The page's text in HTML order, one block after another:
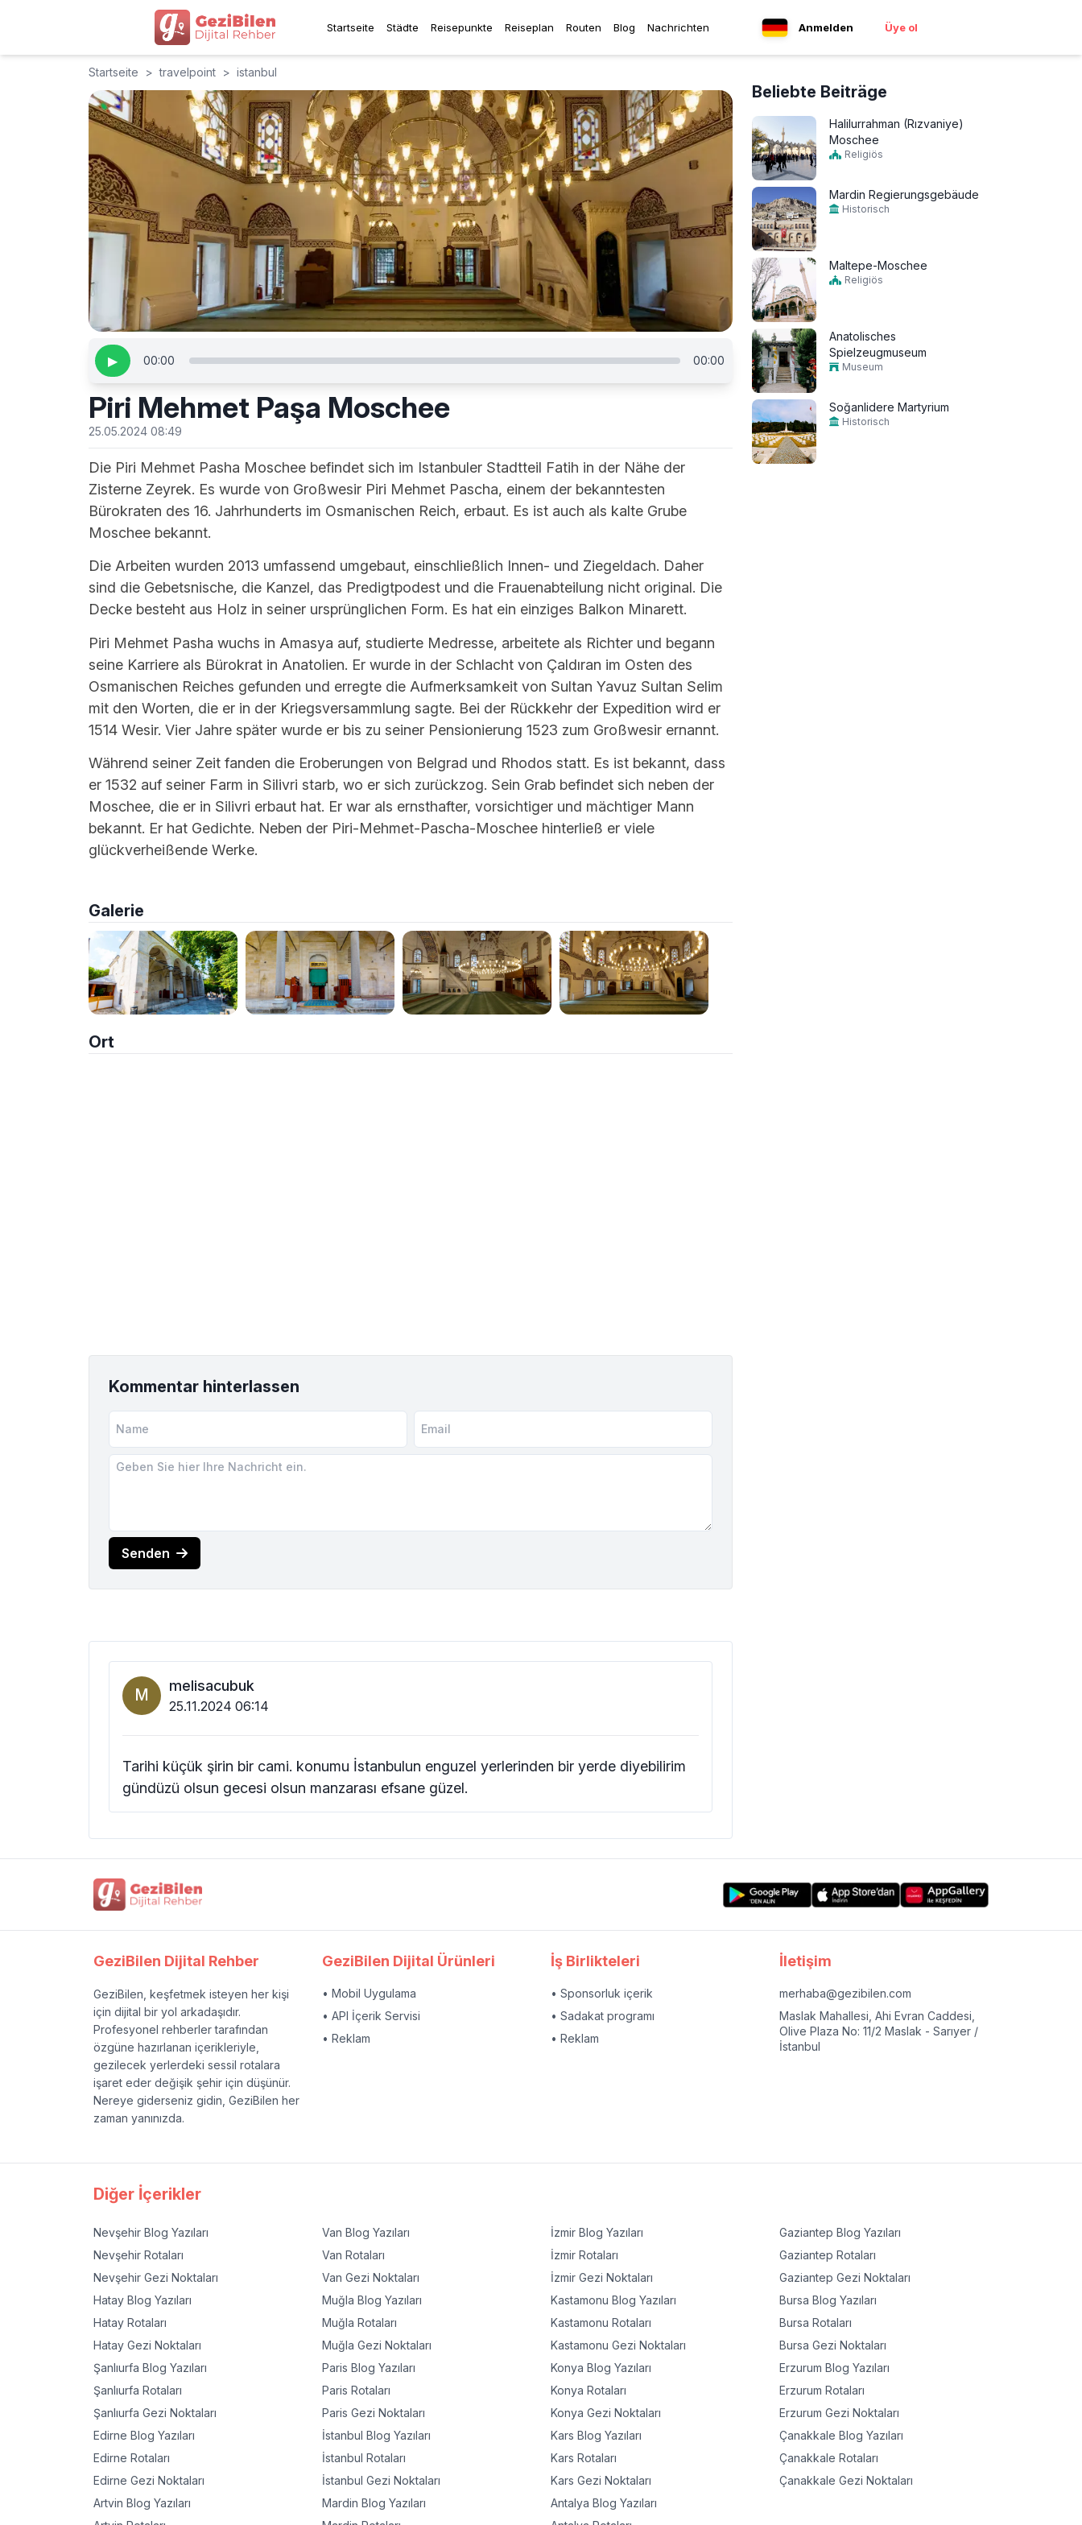
Startseite Städte Reisepunkte Reiseplan Routen Blog Nachrichten Anmelden Üye ol
Startseite > travelpoint > istanbul
▶ 00:00 00:00
Piri Mehmet Paşa Moschee
25.05.2024 08:49
Die Piri Mehmet Pasha Moschee befindet sich im Istanbuler Stadtteil Fatih in der Nähe der
Zisterne Zeyrek. Es wurde von Großwesir Piri Mehmet Pascha, einem der bekanntesten
Bürokraten des 16. Jahrhunderts im Osmanischen Reich, erbaut. Es ist auch als kalte Grube
Moschee bekannt.
Die Arbeiten wurden 2013 umfassend umgebaut, einschließlich Innen- und Ziegeldach. Daher
sind die Gebetsnische, die Kanzel, das Predigtpodest und die Frauenabteilung nicht original. Die
Decke besteht aus Holz in seiner ursprünglichen Form. Es hat ein einziges Balkon Minarett.
Piri Mehmet Pasha wuchs in Amasya auf, studierte Medresse, arbeitete als Richter und begann
seine Karriere als Bürokrat in Anatolien. Er wurde in der Schlacht von Çaldıran im Osten des
Osmanischen Reiches gefunden und erregte die Aufmerksamkeit von Sultan Yavuz Sultan Selim
mit den Worten, die er in der Kriegsversammlung sagte. Bei der Rückkehr der Expedition wird er
1514 Wesir. Vier Jahre später wurde er bis zu seiner Pensionierung 1523 zum Großwesir ernannt.
Während seiner Zeit fanden die Eroberungen von Belgrad und Rhodos statt. Es ist bekannt, dass
er 1532 auf seiner Farm in Silivri starb, wo er sich zurückzog. Sein Grab befindet sich neben der
Moschee, die er in Silivri erbaut hat. Er war als ernsthafter, vorsichtiger und mächtiger Mann
bekannt. Er hat Gedichte. Neben der Piri-Mehmet-Pascha-Moschee hinterließ er viele
glückverheißende Werke.
Galerie
Ort
Kommentar hinterlassen
Senden
M melisacubuk
25.11.2024 06:14
Tarihi küçük şirin bir cami. konumu İstanbulun enguzel yerlerinden bir yerde diyebilirim
gündüzü olsun gecesi olsun manzarası efsane güzel.
Beliebte Beiträge
Halilurrahman (Rızvaniye)
Moschee
Religiös
Mardin Regierungsgebäude
Historisch
Maltepe-Moschee
Religiös
Anatolisches
Spielzeugmuseum
Museum
Soğanlidere Martyrium
Historisch
GeziBilen Dijital Rehber
GeziBilen, keşfetmek isteyen her kişi
için dijital bir yol arkadaşıdır.
Profesyonel rehberler tarafından
özgüne hazırlanan içerikleriyle,
gezilecek yerlerdeki sessil rotalara
işaret eder değişik şehir için düşünür.
Nereye giderseniz gidin, GeziBilen her
zaman yanınızda.
GeziBilen Dijital Ürünleri
• Mobil Uygulama
• API İçerik Servisi
• Reklam
İş Birlikteleri
• Sponsorluk içerik
• Sadakat programı
• Reklam
İletişim
merhaba@gezibilen.com
Maslak Mahallesi, Ahi Evran Caddesi,
Olive Plaza No: 11/2 Maslak - Sarıyer /
İstanbul
Diğer İçerikler
Nevşehir Blog Yazıları
Nevşehir Rotaları
Nevşehir Gezi Noktaları
Hatay Blog Yazıları
Hatay Rotaları
Hatay Gezi Noktaları
Şanlıurfa Blog Yazıları
Şanlıurfa Rotaları
Şanlıurfa Gezi Noktaları
Edirne Blog Yazıları
Edirne Rotaları
Edirne Gezi Noktaları
Artvin Blog Yazıları
Van Blog Yazıları
Van Rotaları
Van Gezi Noktaları
Muğla Blog Yazıları
Muğla Rotaları
Muğla Gezi Noktaları
Paris Blog Yazıları
Paris Rotaları
Paris Gezi Noktaları
İstanbul Blog Yazıları
İstanbul Rotaları
İstanbul Gezi Noktaları
Mardin Blog Yazıları
İzmir Blog Yazıları
İzmir Rotaları
İzmir Gezi Noktaları
Kastamonu Blog Yazıları
Kastamonu Rotaları
Kastamonu Gezi Noktaları
Konya Blog Yazıları
Konya Rotaları
Konya Gezi Noktaları
Kars Blog Yazıları
Kars Rotaları
Kars Gezi Noktaları
Antalya Blog Yazıları
Gaziantep Blog Yazıları
Gaziantep Rotaları
Gaziantep Gezi Noktaları
Bursa Blog Yazıları
Bursa Rotaları
Bursa Gezi Noktaları
Erzurum Blog Yazıları
Erzurum Rotaları
Erzurum Gezi Noktaları
Çanakkale Blog Yazıları
Çanakkale Rotaları
Çanakkale Gezi Noktaları